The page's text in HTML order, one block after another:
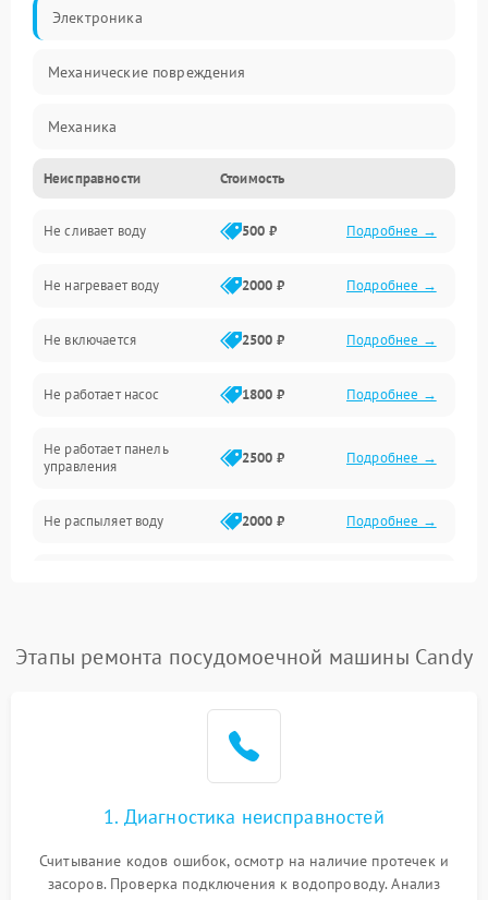
Электроника
Механические повреждения
Механика
Управление
Электропитание
Датчики
Нагрев
Вода
Гигиена
Программное обеспечение
Неисправности Стоимость
Не сливает воду 500 ₽ Подробнее →
Не нагревает воду 2000 ₽ Подробнее →
Не включается 2500 ₽ Подробнее →
Не работает насос 1800 ₽ Подробнее →
Не работает панель
управления
2500 ₽ Подробнее →
Не распыляет воду 2000 ₽ Подробнее →
воды
1800 ₽ Подробнее →
Проблемы с
Этапы ремонта посудомоечной машины Candy
1. Диагностика неисправностей
Считывание кодов ошибок, осмотр на наличие протечек и
засоров. Проверка подключения к водопроводу. Анализ